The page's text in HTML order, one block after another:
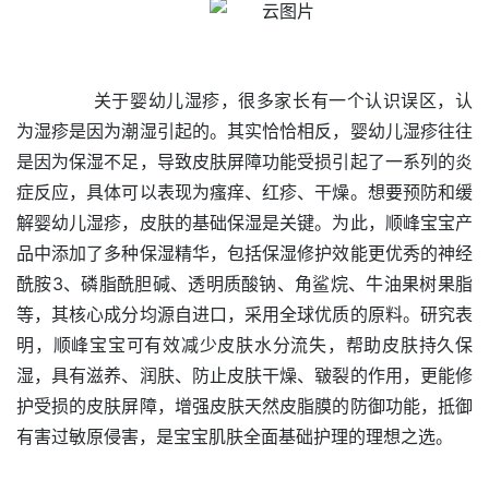
关于婴幼儿湿疹，很多家长有一个认识误区，认
为湿疹是因为潮湿引起的。其实恰恰相反，婴幼儿湿疹往往
是因为保湿不足，导致皮肤屏障功能受损引起了一系列的炎
症反应，具体可以表现为瘙痒、红疹、干燥。想要预防和缓
解婴幼儿湿疹，皮肤的基础保湿是关键。为此，顺峰宝宝产
品中添加了多种保湿精华，包括保湿修护效能更优秀的神经
酰胺3、磷脂酰胆碱、透明质酸钠、角鲨烷、牛油果树果脂
等，其核心成分均源自进口，采用全球优质的原料。研究表
明，顺峰宝宝可有效减少皮肤水分流失，帮助皮肤持久保
湿，具有滋养、润肤、防止皮肤干燥、皲裂的作用，更能修
护受损的皮肤屏障，增强皮肤天然皮脂膜的防御功能，抵御
有害过敏原侵害，是宝宝肌肤全面基础护理的理想之选。